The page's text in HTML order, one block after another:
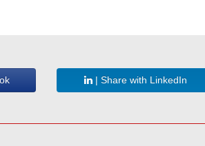
| Share with LinkedIn